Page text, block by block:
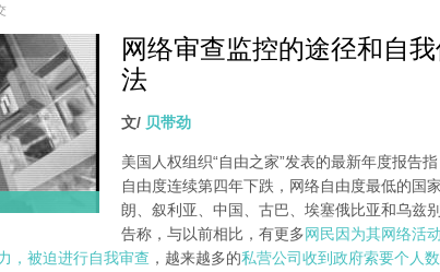
网络审查监控的途径和自
法
文/ 贝带劲
美国人权组织“自由之家”发表的最新年度报告
自由度连续第四年下跌，网络自由度最低的国
朗、叙利亚、中国、古巴、埃塞俄比亚和乌兹
告称，与以前相比，有更多网民因为其网络活
，被迫进行自我审查 ，越来越多的私营公司收到政府索要个人